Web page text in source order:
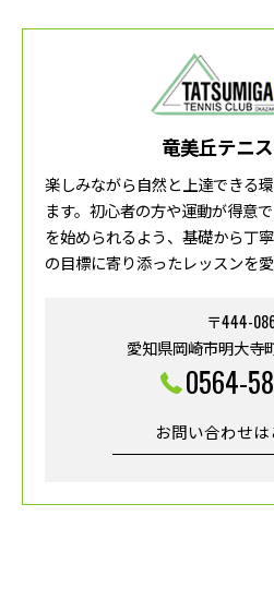
竜美丘テニ
楽しみながら自然と上達できる
ます。初心者の方や運動が得意
を始められるよう、基礎から丁
の目標に寄り添ったレッスンを愛
〒444-
愛知県岡崎市明大寺
0564-
お問い合わせは